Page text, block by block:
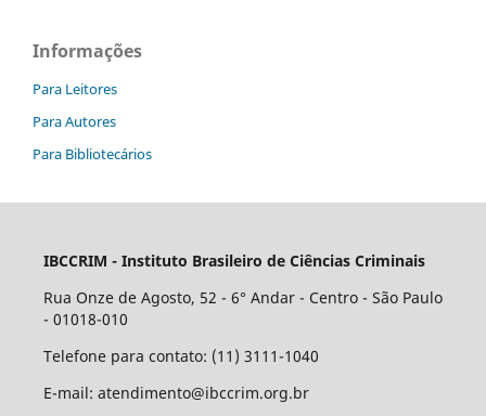
Informações
Para Leitores
Para Autores
Para Bibliotecários
IBCCRIM - Instituto Brasileiro de Ciências Criminais
Rua Onze de Agosto, 52 - 6° Andar - Centro - São Paulo
- 01018-010
Telefone para contato: (11) 3111-1040
E-mail: atendimento@ibccrim.org.br